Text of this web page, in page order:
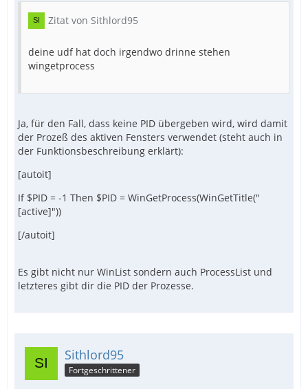
Zitat von Sithlord95
deine udf hat doch irgendwo drinne stehen
wingetprocess
Ja, für den Fall, dass keine PID übergeben wird, wird damit
der Prozeß des aktiven Fensters verwendet (steht auch in
der Funktionsbeschreibung erklärt):
[autoit]
If $PID = -1 Then $PID = WinGetProcess(WinGetTitle("
[active]"))
[/autoit]
Es gibt nicht nur WinList sondern auch ProcessList und
letzteres gibt dir die PID der Prozesse.
Sithlord95
Fortgeschrittener